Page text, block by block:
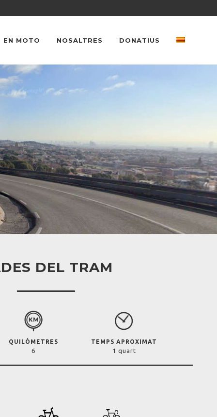
EN MOTO NOSALTRES DONATIUS
DEL TRAM
QUILÒMETRES
6
TEMPS APROXIMAT
1 quart